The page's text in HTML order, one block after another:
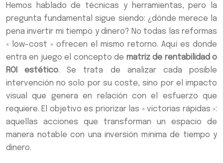
Hemos hablado de técnicas y herramientas, pero la
pregunta fundamental sigue siendo: ¿dónde merece la
pena invertir mi tiempo y dinero? No todas las reformas
« low-cost » ofrecen el mismo retorno. Aquí es donde
entra en juego el concepto de matriz de rentabilidad o
ROI estético. Se trata de analizar cada posible
intervención no solo por su coste, sino por el impacto
visual que genera en relación con el esfuerzo que
requiere. El objetivo es priorizar las « victorias rápidas »:
aquellas acciones que transforman un espacio de
manera notable con una inversión mínima de tiempo y
dinero.